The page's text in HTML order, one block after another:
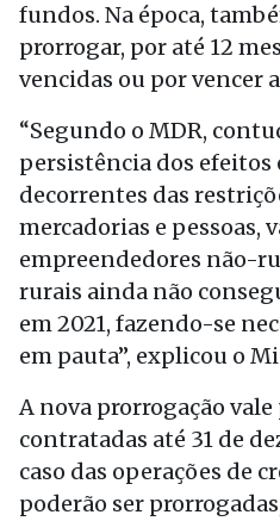
fundos. Na época,
prorrogar, por até 12
vencidas ou por vencer
“Segundo o MDR,
persistência dos efeitos
decorrentes das
mercadorias e pessoas,
empreendedores não-
rurais ainda não
em 2021, fazendo-se
em pauta”, explicou o
A nova prorrogação vale
contratadas até 31 de
caso das operações de
poderão ser